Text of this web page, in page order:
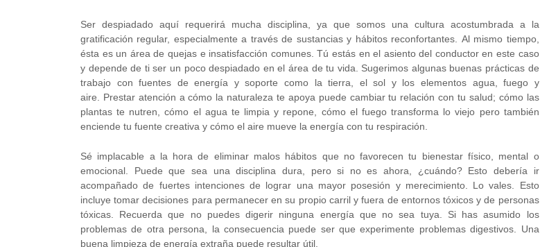
Ser despiadado aquí requerirá mucha disciplina, ya que somos una cultura acostumbrada a la
gratificación regular, especialmente a través de sustancias y hábitos reconfortantes. Al mismo tiempo,
ésta es un área de quejas e insatisfacción comunes. Tú estás en el asiento del conductor en este caso
y depende de ti ser un poco despiadado en el área de tu vida. Sugerimos algunas buenas prácticas de
trabajo con fuentes de energía y soporte como la tierra, el sol y los elementos agua, fuego y
aire. Prestar atención a cómo la naturaleza te apoya puede cambiar tu relación con tu salud; cómo las
plantas te nutren, cómo el agua te limpia y repone, cómo el fuego transforma lo viejo pero también
enciende tu fuente creativa y cómo el aire mueve la energía con tu respiración.
Sé implacable a la hora de eliminar malos hábitos que no favorecen tu bienestar físico, mental o
emocional. Puede que sea una disciplina dura, pero si no es ahora, ¿cuándo? Esto debería ir
acompañado de fuertes intenciones de lograr una mayor posesión y merecimiento. Lo vales. Esto
incluye tomar decisiones para permanecer en su propio carril y fuera de entornos tóxicos y de personas
tóxicas. Recuerda que no puedes digerir ninguna energía que no sea tuya. Si has asumido los
problemas de otra persona, la consecuencia puede ser que experimente problemas digestivos. Una
buena limpieza de energía extraña puede resultar útil.